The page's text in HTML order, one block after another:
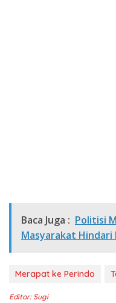
Baca Juga : Politisi
Masyarakat Hindari
Merapat ke Perindo
Editor: Sugi